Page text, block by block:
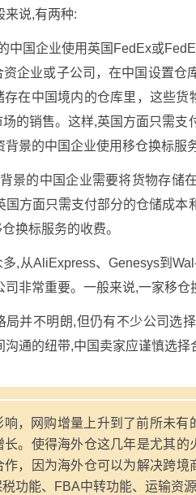
来说,有两种:
中国企业使用英国FedEx或
企业或子公司，在中国设置仓
在中国境内的仓库里，这些
的销售。这样,英国方面只需
景的中国企业使用移仓换标服
景的中国企业需要将货物存储
国方面只需支付部分的仓储成本
换标服务的收费。
,从AliExpress、Genesys到
非常重要。一般来说,一家移仓
局并不明朗,但仍有不少公司选
通的纽带,中国卖家应谨慎选择
，网购增量上升到了前所未有
。使得海外仓这几年是尤其
，因为海外仓可以为解决跨
功能、FBA中转功能、运输资源